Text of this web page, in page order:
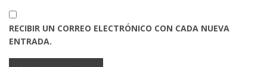
RECIBIR UN CORREO ELECTRÓNICO CON CADA NUEVA
ENTRADA.